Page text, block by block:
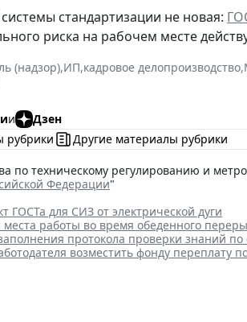
стандартизации не новая:
риска на рабочем месте
(надзор),ИП,кадровое делопроизводство,
и
Дзен
рубрики
Другие материалы рубрики
по техническому регулированию и
Федерации"
ГОСТа для СИЗ от электрической дуги
работы во время обеденного
протокола проверки знаний по
возместить фонду переплату